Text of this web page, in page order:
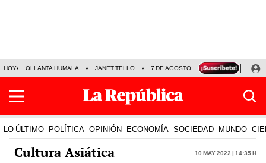
HOY OLLANTA HUMALA JANET TELLO 7 DE AGOSTO TINKA RESULTADOS
LO ÚLTIMO POLÍTICA OPINIÓN ECONOMÍA SOCIEDAD MUNDO
Cultura Asiática 10 May 2022 | 14:35 h